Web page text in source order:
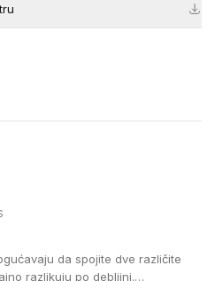
da spojite dve različite
razlikuju po debljini.